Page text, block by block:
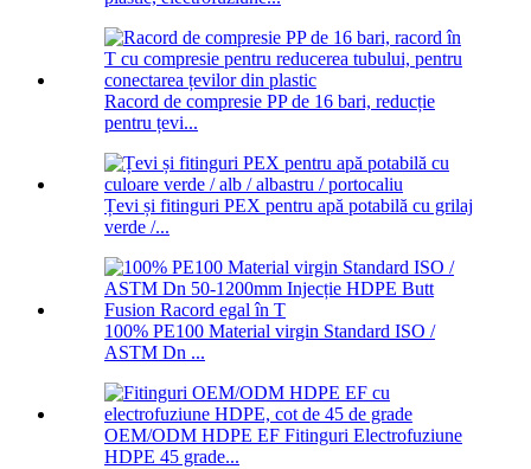
Racord de compresie PP de 16 bari, reducție
pentru țevi...
Țevi și fitinguri PEX pentru apă potabilă cu grilaj
verde /...
100% PE100 Material virgin Standard ISO /
ASTM Dn ...
OEM/ODM HDPE EF Fitinguri Electrofuziune
HDPE 45 grade...